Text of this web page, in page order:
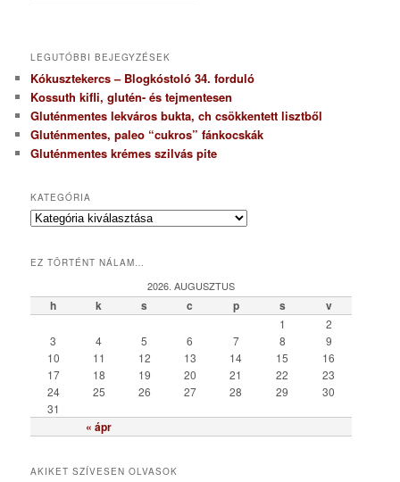
LEGUTÓBBI BEJEGYZÉSEK
Kókusztekercs – Blogkóstoló 34. forduló
Kossuth kifli, glutén- és tejmentesen
Gluténmentes lekváros bukta, ch csökkentett lisztből
Gluténmentes, paleo “cukros” fánkocskák
Gluténmentes krémes szilvás pite
KATEGÓRIA
K
e
ó
r
EZ TÖRTÉNT NÁLAM…
2026. AUGUSZTUS
h k s c p s v
« ápr
1
2
3
4 5 6 7 8
9
10
11 12 13 14 15
16
17
18 19 20 21 22
23
24
25 26 27 28 29
30
31
AKIKET SZÍVESEN OLVASOK